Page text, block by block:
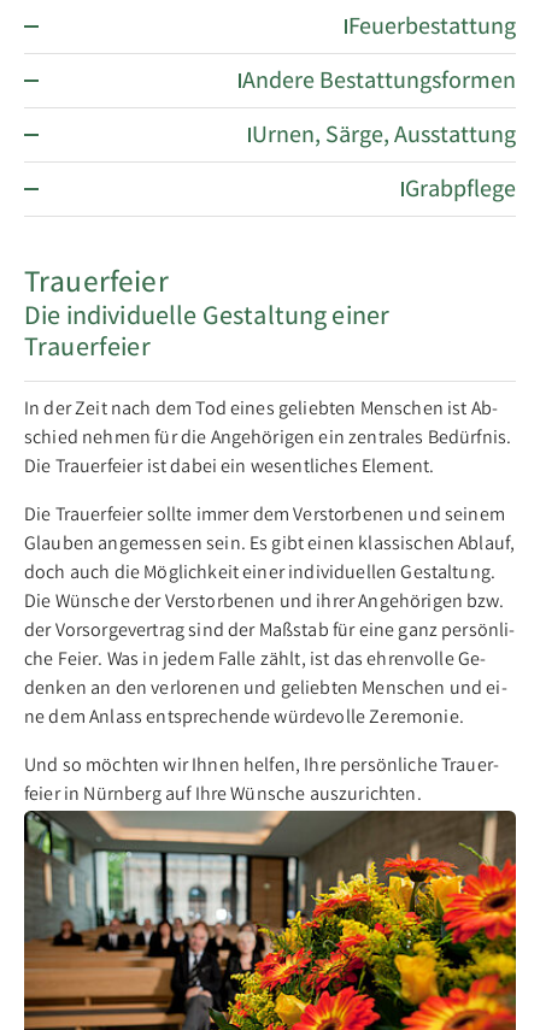
Feuerbestattung
Andere Bestattungsformen
Urnen, Särge, Ausstattung
Grabpflege
Trauerfeier
Die individuelle Gestaltung einer
Trauerfeier
In der Zeit nach dem Tod ei­nes ge­lieb­ten Men­schen ist Ab­
schied neh­men für die An­ge­hö­ri­gen ein zen­tra­les Be­dürf­nis.
Die Trau­er­fei­er ist da­bei ein we­sent­li­ches Ele­ment.
Die Trau­er­fei­er soll­te im­mer dem Ver­stor­be­nen und sei­nem
Glau­ben an­ge­mes­sen sein. Es gibt ei­nen klas­si­schen Ab­lauf,
doch auch die Mög­lich­keit ei­ner in­di­vi­du­el­len Ge­stal­tung.
Die Wün­sche der Ver­stor­be­nen und ih­rer An­ge­hö­ri­gen bzw.
der Vor­sor­ge­ver­trag sind der Maß­stab für ei­ne ganz per­sön­li­
che Fei­er. Was in je­dem Fal­le zählt, ist das eh­ren­vol­le Ge­
den­ken an den ver­lo­re­nen und ge­lieb­ten Men­schen und ei­
ne dem An­lass ent­spre­chen­de wür­de­vol­le Ze­re­mo­nie.
Und so möch­ten wir Ih­nen hel­fen, Ih­re per­sön­li­che Trau­er­
fei­er in Nürn­berg auf Ih­re Wün­sche aus­zu­rich­ten.